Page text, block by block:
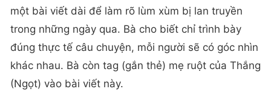
một bài viết dài để làm rõ lùm xùm bị lan truyền
trong những ngày qua. Bà cho biết chỉ trình bày
đúng thực tế câu chuyện, mỗi người sẽ có góc nhìn
khác nhau. Bà còn tag (gắn thẻ) mẹ ruột của Thắng
(Ngọt) vào bài viết này.